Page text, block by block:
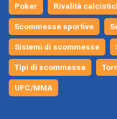
Poker Rivalità
Scommesse sportive
Sistemi di scommesse
Tipi di scommesse
UFC/MMA